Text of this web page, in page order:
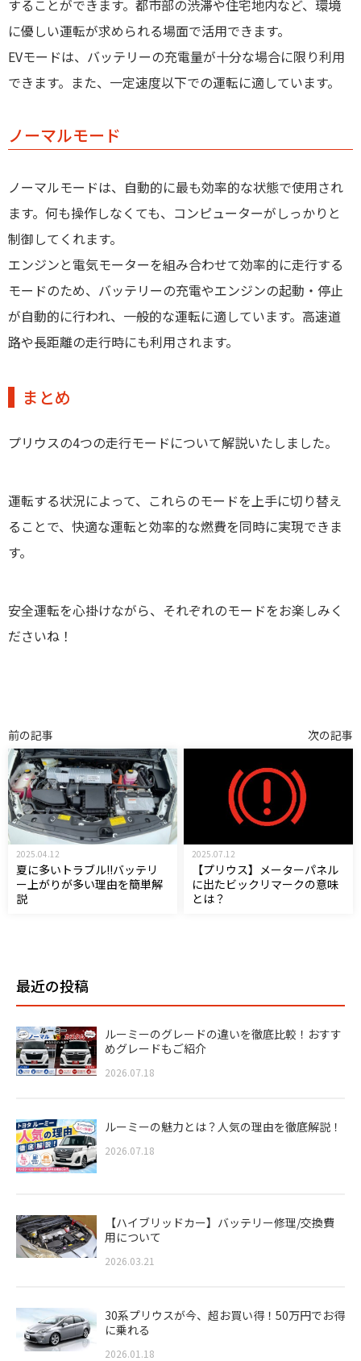
することができます。都市部の渋滞や住宅地内など、環境
に優しい運転が求められる場面で活用できます。
EVモードは、バッテリーの充電量が十分な場合に限り利用
できます。また、一定速度以下での運転に適しています。
ノーマルモード
ノーマルモードは、自動的に最も効率的な状態で使用され
ます。何も操作しなくても、コンピューターがしっかりと
制御してくれます。
エンジンと電気モーターを組み合わせて効率的に走行する
モードのため、バッテリーの充電やエンジンの起動・停止
が自動的に行われ、一般的な運転に適しています。高速道
路や長距離の走行時にも利用されます。
まとめ
プリウスの4つの走行モードについて解説いたしました。
運転する状況によって、これらのモードを上手に切り替え
ることで、快適な運転と効率的な燃費を同時に実現できま
す。
安全運転を心掛けながら、それぞれのモードをお楽しみく
ださいね！
前の記事
2025.04.12
夏に多いトラブル!!バッテリ
ー上がりが多い理由を簡単解
説
次の記事
2025.07.12
【プリウス】メーターパネル
に出たビックリマークの意味
とは？
最近の投稿
ルーミーのグレードの違いを徹底比較！おすす
めグレードもご紹介
2026.07.18
ルーミーの魅力とは？人気の理由を徹底解説！
2026.07.18
【ハイブリッドカー】バッテリー修理/交換費
用について
2026.03.21
30系プリウスが今、超お買い得！50万円でお得
に乗れる
2026.01.18